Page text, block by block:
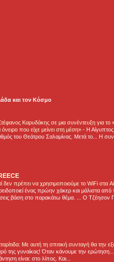
και τoν Κόσμο
Καρυδάκης σε μια συνέντευξη για το
όνειρο που είχε μείνει στη μέση» - Η Αίγυπτος
του Θεάτρου Σαλαμίνας. Μετά το... Η
δεν πρέπει να χρησιμοποιούμε το WiFi
ένας πρώην χάκερ και μάλιστα
βάση στο παρακάτω θέμα. ... Ο Τζέησον
Με αυτή τη σπιτική συνταγή θα την
της γυναίκας! Όταν κάνουμε την
είναι: στο λίπος. Και...